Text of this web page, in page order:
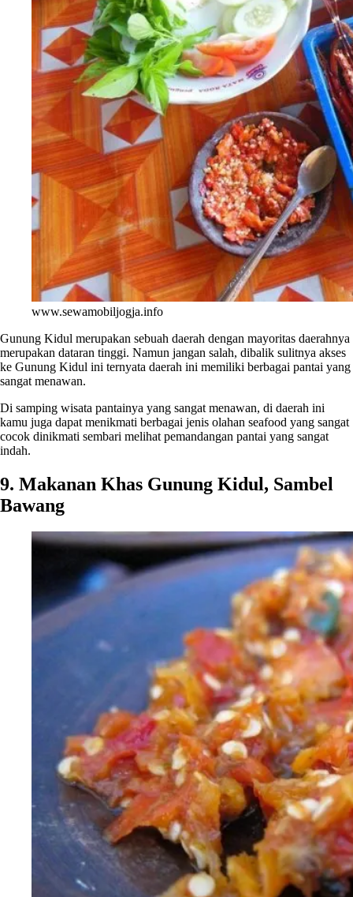
www.sewamobiljogja.info
Gunung Kidul merupakan sebuah daerah dengan mayoritas daerahnya
merupakan dataran tinggi. Namun jangan salah, dibalik sulitnya akses
ke Gunung Kidul ini ternyata daerah ini memiliki berbagai pantai yang
sangat menawan.
Di samping wisata pantainya yang sangat menawan, di daerah ini
kamu juga dapat menikmati berbagai jenis olahan seafood yang sangat
cocok dinikmati sembari melihat pemandangan pantai yang sangat
indah.
9. Makanan Khas Gunung Kidul, Sambel
Bawang